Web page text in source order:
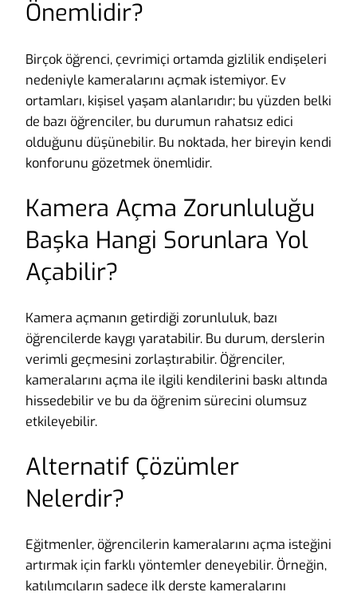
Önemlidir?
Birçok öğrenci, çevrimiçi ortamda gizlilik endişeleri
nedeniyle kameralarını açmak istemiyor. Ev
ortamları, kişisel yaşam alanlarıdır; bu yüzden belki
de bazı öğrenciler, bu durumun rahatsız edici
olduğunu düşünebilir. Bu noktada, her bireyin kendi
konforunu gözetmek önemlidir.
Kamera Açma Zorunluluğu
Başka Hangi Sorunlara Yol
Açabilir?
Kamera açmanın getirdiği zorunluluk, bazı
öğrencilerde kaygı yaratabilir. Bu durum, derslerin
verimli geçmesini zorlaştırabilir. Öğrenciler,
kameralarını açma ile ilgili kendilerini baskı altında
hissedebilir ve bu da öğrenim sürecini olumsuz
etkileyebilir.
Alternatif Çözümler
Nelerdir?
Eğitmenler, öğrencilerin kameralarını açma isteğini
artırmak için farklı yöntemler deneyebilir. Örneğin,
katılımcıların sadece ilk derste kameralarını